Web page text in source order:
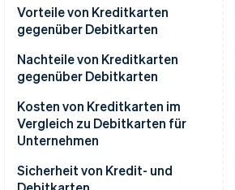
Wesentliche Vorteile von
Debitkarten für
Geschäftsausgaben verwenden
Wesentliche Vorteile von
Debitkarten
Kreditkarten
Debitkarte
Vorteile von Kreditkarten
gegenüber Debitkarten
Vorteile von Kreditkarten
Vorteile von Debitkarten
Nachteile von Kreditkarten
gegenüber Debitkarten
Nachteile von Kreditkarten
Nachteile von Debitkarten
Kosten von Kreditkarten im
Vergleich zu Debitkarten für
Unternehmen
Kosten für geschäftlich
Sicherheit von Kredit- und